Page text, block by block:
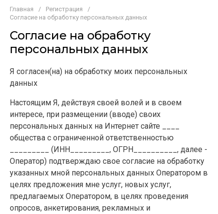
Главная / Регистрация
/
Согласие на обработку персональных данных
Согласие на обработку
персональных данных
Я согласен(на) на обработку моих персональных
данных
Настоящим Я, действуя своей волей и в своем
интересе, при размещении (вводе) своих
персональных данных на Интернет сайте ____
общества с ограниченной ответственностью
_________ (ИНН_________, ОГРН__________, далее -
Оператор) подтверждаю свое согласие на обработку
указанных мной персональных данных Оператором в
целях предложения мне услуг, новых услуг,
предлагаемых Оператором, в целях проведения
опросов, анкетирования, рекламных и